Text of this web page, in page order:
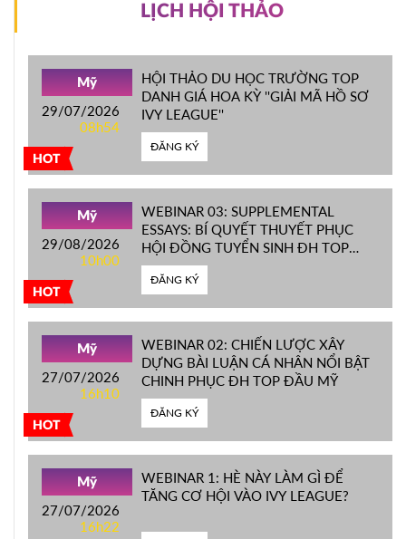
LỊCH HỘI THẢO
HOT
Mỹ
29/07/2026
08h54
HỘI THẢO DU HỌC TRƯỜNG TOP
DANH GIÁ HOA KỲ ''GIẢI MÃ HỒ SƠ
IVY LEAGUE''
ĐĂNG KÝ
HOT
Mỹ
29/08/2026
10h00
WEBINAR 03: SUPPLEMENTAL
ESSAYS: BÍ QUYẾT THUYẾT PHỤC
HỘI ĐỒNG TUYỂN SINH ĐH TOP
ĐẦU MỸ
ĐĂNG KÝ
HOT
Mỹ
27/07/2026
16h10
WEBINAR 02: CHIẾN LƯỢC XÂY
DỰNG BÀI LUẬN CÁ NHÂN NỔI BẬT
CHINH PHỤC ĐH TOP ĐẦU MỸ
ĐĂNG KÝ
Mỹ
27/07/2026
16h22
WEBINAR 1: HÈ NÀY LÀM GÌ ĐỂ
TĂNG CƠ HỘI VÀO IVY LEAGUE?